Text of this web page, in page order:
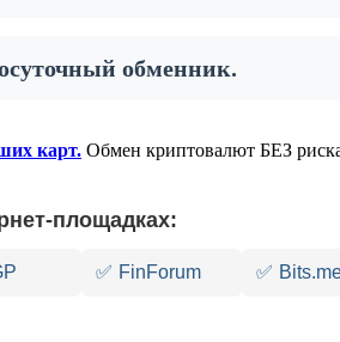
обменник.
карт. Обмен криптовалют БЕЗ
площадках:
✅ FinForum ✅